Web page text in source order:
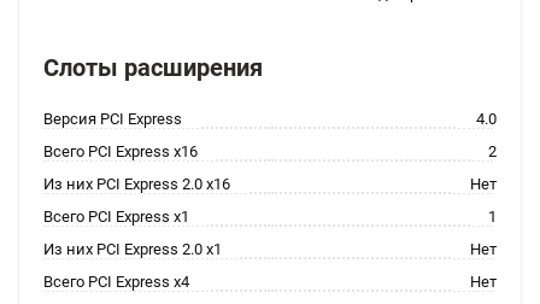
Слоты расширения
Версия PCI Express
4.0
Всего PCI Express x16
2
Из них PCI Express 2.0 x16
Нет
Всего PCI Express x1
1
Из них PCI Express 2.0 x1
Нет
Всего PCI Express x4
Нет